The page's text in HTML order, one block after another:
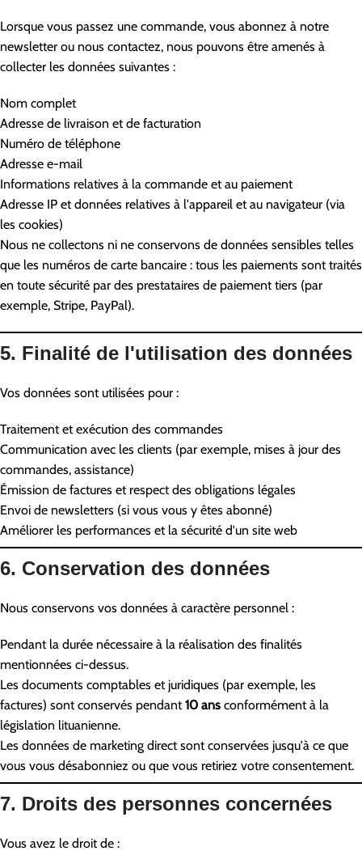
Lorsque vous passez une commande, vous abonnez à notre
newsletter ou nous contactez, nous pouvons être amenés à
collecter les données suivantes :
Nom complet
Adresse de livraison et de facturation
Numéro de téléphone
Adresse e-mail
Informations relatives à la commande et au paiement
Adresse IP et données relatives à l'appareil et au navigateur (via
les cookies)
Nous ne collectons ni ne conservons de données sensibles telles
que les numéros de carte bancaire : tous les paiements sont traités
en toute sécurité par des prestataires de paiement tiers (par
exemple, Stripe, PayPal).
5. Finalité de l'utilisation des données
Vos données sont utilisées pour :
Traitement et exécution des commandes
Communication avec les clients (par exemple, mises à jour des
commandes, assistance)
Émission de factures et respect des obligations légales
Envoi de newsletters (si vous vous y êtes abonné)
Améliorer les performances et la sécurité d'un site web
6. Conservation des données
Nous conservons vos données à caractère personnel :
Pendant la durée nécessaire à la réalisation des finalités
mentionnées ci-dessus.
Les documents comptables et juridiques (par exemple, les
factures) sont conservés pendant10 ans conformément à la
législation lituanienne.
Les données de marketing direct sont conservées jusqu'à ce que
vous vous désabonniez ou que vous retiriez votre consentement.
7. Droits des personnes concernées
Vous avez le droit de :